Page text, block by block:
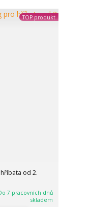
TOP produkt
od 2.
7 pracovních dnů
skladem